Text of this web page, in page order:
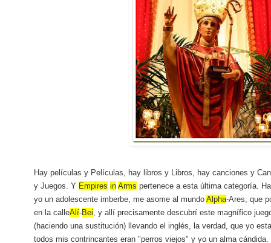
Hay películas y Películas, hay libros y Libros, hay canciones y
y Juegos. Y Empires in Arms pertenece a esta última categoría.
yo un adolescente imberbe, me asome al mundoAlpha-Ares, que
en la calleAlí-Bei, y allí precisamente descubrí este magnífico
(haciendo una sustitución) llevando el inglés, la verdad, que yo
todos mis contrincantes eran "perros viejos" y yo un alma